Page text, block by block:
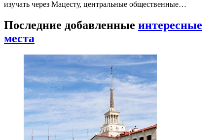
изучать через Мацесту, центральные общественные…
Последние добавленные интересные
места